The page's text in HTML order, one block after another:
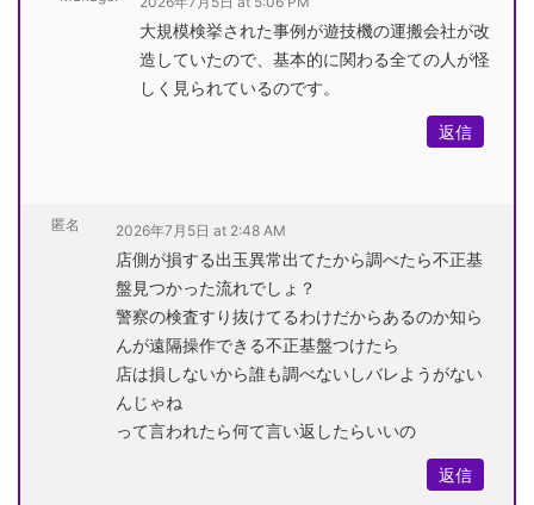
大規模検挙された事例が遊技機の運搬会社が改
造していたので、基本的に関わる全ての人が怪
しく見られているのです。
返信
匿名 2026年7月5日 at 2:48 AM
店側が損する出玉異常出てたから調べたら不正基
盤見つかった流れでしょ？
警察の検査すり抜けてるわけだからあるのか知ら
んが遠隔操作できる不正基盤つけたら
店は損しないから誰も調べないしバレようがない
んじゃね
って言われたら何て言い返したらいいの
返信